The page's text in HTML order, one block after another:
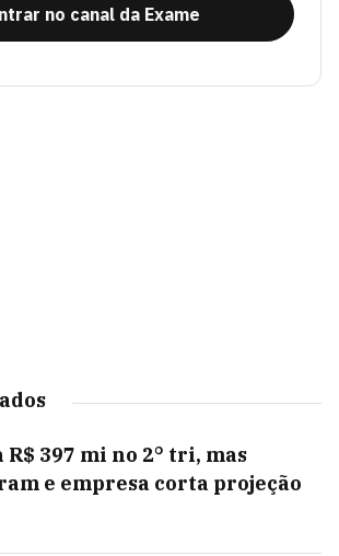
no canal da Exame
397 mi no 2° tri, mas
e empresa corta projeção